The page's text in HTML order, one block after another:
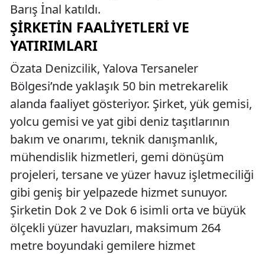
Barış İnal katıldı.
ŞIRKETIN FAALIYETLERI VE
YATIRIMLARI
Özata Denizcilik, Yalova Tersaneler
Bölgesi’nde yaklaşık 50 bin metrekarelik
alanda faaliyet gösteriyor. Şirket, yük gemisi,
yolcu gemisi ve yat gibi deniz taşıtlarının
bakım ve onarımı, teknik danışmanlık,
mühendislik hizmetleri, gemi dönüşüm
projeleri, tersane ve yüzer havuz işletmeciliği
gibi geniş bir yelpazede hizmet sunuyor.
Şirketin Dok 2 ve Dok 6 isimli orta ve büyük
ölçekli yüzer havuzları, maksimum 264
metre boyundaki gemilere hizmet